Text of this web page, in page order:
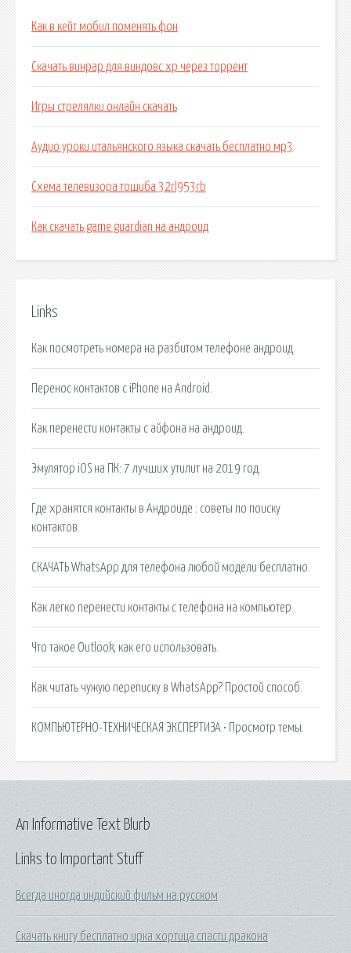
Как в кейт мобил поменять фон
Скачать винрар для виндовс xp через торрент
Игры стрелялки онлайн скачать
Аудио уроки итальянского языка скачать бесплатно мр3
Схема телевизора тошиба 32rl953rb
Как скачать game guardian на андроид
Links
Как посмотреть номера на разбитом телефоне андроид.
Перенос контактов с iPhone на Android.
Как перенести контакты с айфона на андроид.
Эмулятор iOS на ПК: 7 лучших утилит на 2019 год.
Где хранятся контакты в Андроиде : советы по поиску
контактов.
СКАЧАТЬ WhatsApp для телефона любой модели бесплатно.
Как легко перенести контакты с телефона на компьютер.
Что такое Outlook, как его использовать.
Как читать чужую переписку в WhatsApp? Простой способ.
КОМПЬЮТЕРНО-ТЕХНИЧЕСКАЯ ЭКСПЕРТИЗА • Просмотр темы.
Links to Important Stuff
Всегда иногда индийский фильм на русском
Скачать книгу бесплатно ирка хортица спасти дракона
An Informative Text Blurb